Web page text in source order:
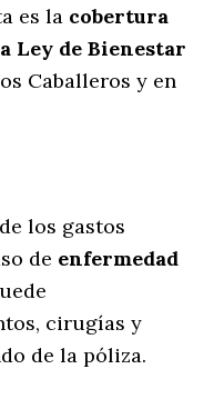
es la cobertura
Ley de Bienestar
Caballeros y en
los gastos
de enfermedad
cirugías y
de la póliza.